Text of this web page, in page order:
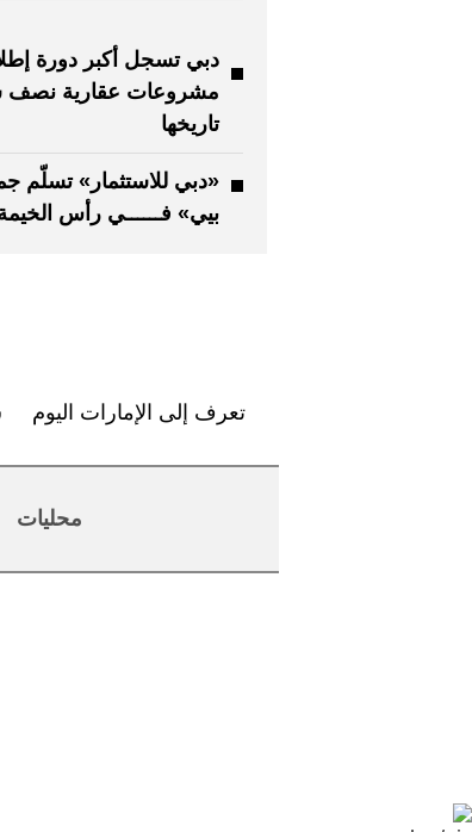
دبي تسجل أكبر دورة
مشروعات عقارية نصف
تاريخها
«دبي للاستثمار» تسلّم
بيي» فــــــي رأس
تعرف إلى الإمارات اليوم
محليات